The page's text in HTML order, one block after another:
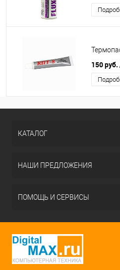
150 руб.
КАТАЛОГ
НАШИ ПРЕДЛОЖЕНИЯ
ПОМОЩЬ И СЕРВИСЫ